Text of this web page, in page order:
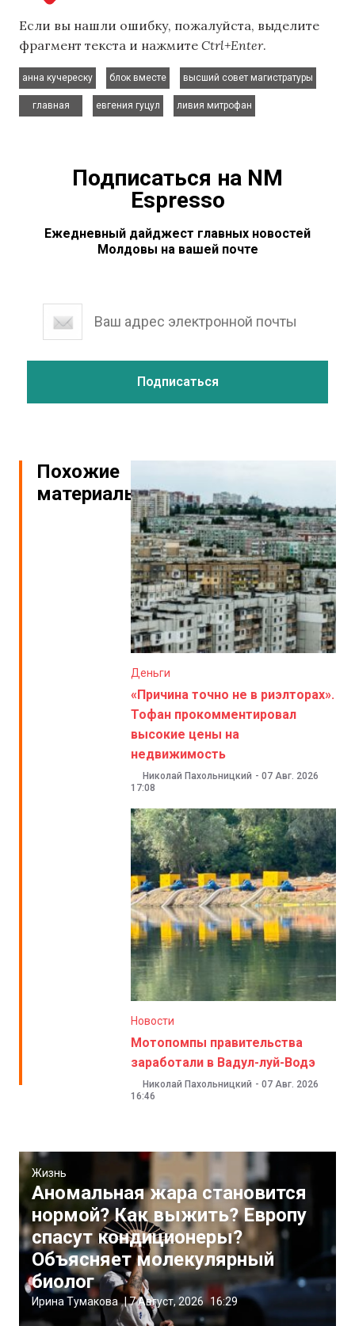
Если вы нашли ошибку, пожалуйста, выделите
фрагмент текста и нажмите Ctrl+Enter.
анна кучереску
блок вместе
высший совет магистратуры
главная
евгения гуцул
ливия митрофан
Подписаться на NM
Espresso
Ежедневный дайджест главных новостей
Молдовы на вашей почте
Похожие
материалы
Деньги
«Причина точно не в риэлторах».
Тофан прокомментировал
высокие цены на
недвижимость
Николай Пахольницкий - 07 Авг. 2026
17:08
Новости
Мотопомпы правительства
заработали в Вадул-луй-Водэ
Николай Пахольницкий - 07 Авг. 2026
16:46
Жизнь
Аномальная жара становится
нормой? Как выжить? Европу
спасут кондиционеры?
Объясняет молекулярный
биолог
Ирина Тумакова |7 Август, 2026 16:29